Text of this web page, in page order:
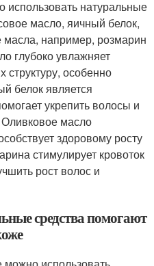
натуральные
масло, яичный белок,
например, розмарин
глубоко увлажняет
структуру, особенно
белок является
укрепить волосы и
масло
здоровому росту
стимулирует кровоток
рост волос и
средства помогают